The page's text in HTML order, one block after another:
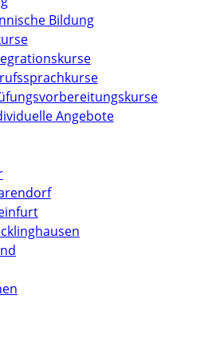
Bildung
Angebote